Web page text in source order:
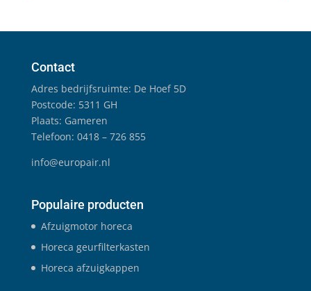
Contact
Adres bedrijfsruimte: De Hoef 5D
Postcode: 5311 GH
Plaats: Gameren
Telefoon: 0418 – 726 855
info@europair.nl
Populaire producten
Afzuigmotor horeca
Horeca geurfilterkasten
Horeca afzuigkappen